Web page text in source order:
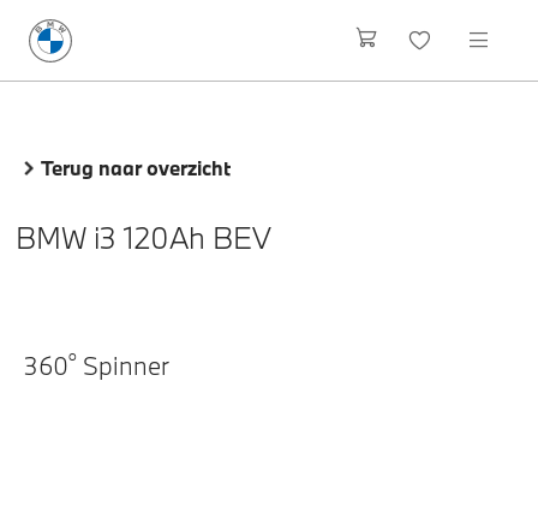
Terug naar overzicht
BMW i3 120Ah BEV
360o Spinner